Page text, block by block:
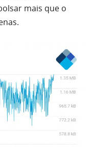
mais que o